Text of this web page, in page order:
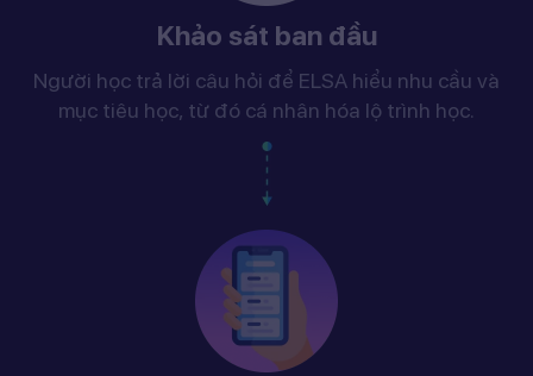
Khảo sát ban đầu
Người học trả lời câu hỏi để ELSA hiểu nhu cầu và
mục tiêu học, từ đó cá nhân hóa lộ trình học.